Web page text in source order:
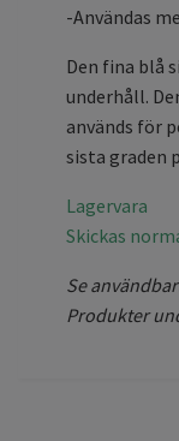
-Användas
Den fina blå
underhåll.
används för
sista graden
Lagervara
Skickas
Se
Produkter